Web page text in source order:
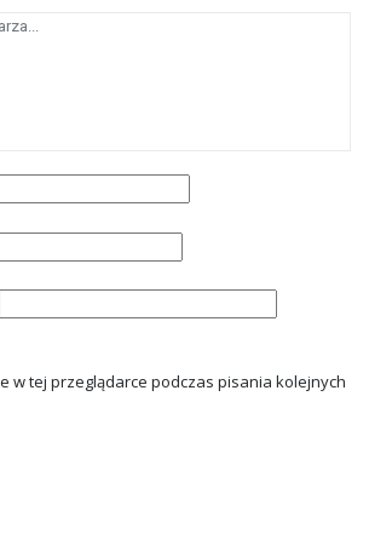
w tej przeglądarce podczas pisania kolejnych